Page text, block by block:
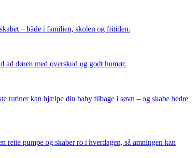
– både i familien, skolen og fritiden.
ad døren med overskud og godt humør.
rutiner kan hjælpe din baby tilbage i søvn – og skabe bedre
pumpe og skaber ro i hverdagen, så amningen kan